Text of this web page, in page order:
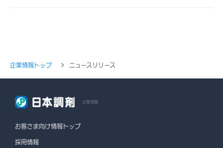
企業情報トップ ニュースリリース
企業情報
お客さま向け情報トップ
採用情報